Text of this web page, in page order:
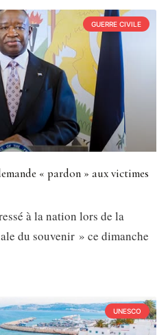
GUERRE CIVILE
« pardon » aux victimes
à la nation lors de la
du souvenir » ce dimanche
UNESCO